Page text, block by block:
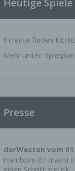
Heutige Spiele
!! Heute finden
Mehr unter: Spielplan
Presse
derWesten vom
Hamborn 07 macht
einen Schritt zurück